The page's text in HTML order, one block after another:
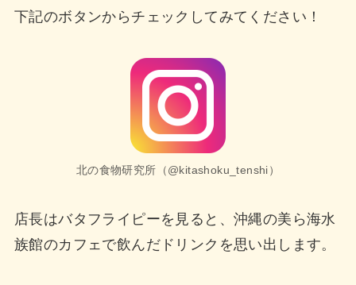
下記のボタンからチェックしてみてください！
北の食物研究所（@kitashoku_tenshi）
店長はバタフライピーを見ると、沖縄の美ら海水
族館のカフェで飲んだドリンクを思い出します。